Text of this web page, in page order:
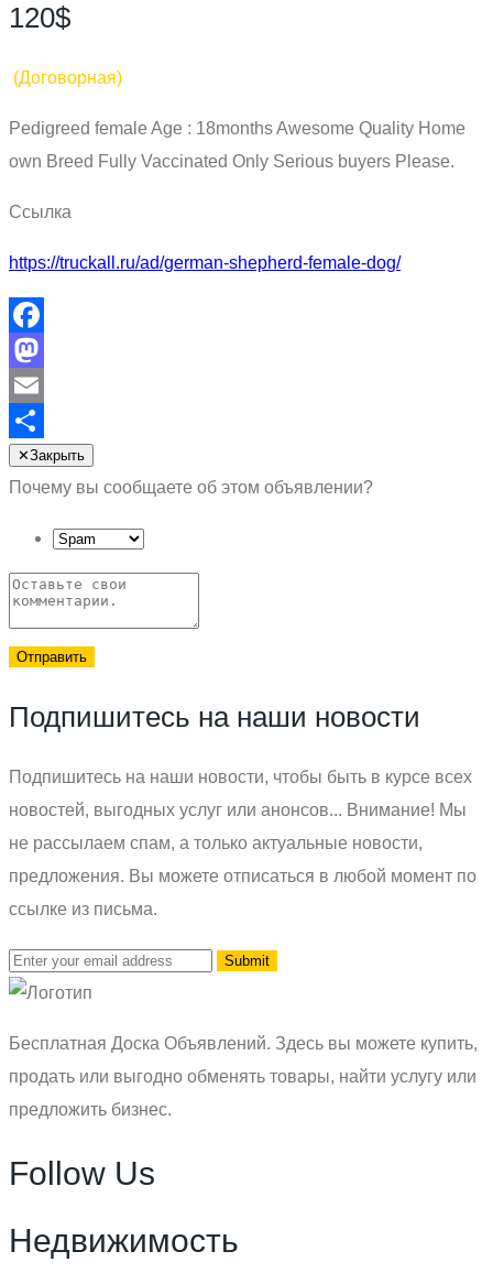
120$
(Договорная)
Pedigreed female Age : 18months Awesome Quality Home
own Breed Fully Vaccinated Only Serious buyers Please.
Ссылка
https://truckall.ru/ad/german-shepherd-female-dog/
Facebook
Mastodon
Email
Отправить
✕Закрыть
Почему вы сообщаете об этом объявлении?
Отправить
Подпишитесь на наши новости
Подпишитесь на наши новости, чтобы быть в курсе всех
новостей, выгодных услуг или анонсов... Внимание! Мы
не рассылаем спам, а только актуальные новости,
предложения. Вы можете отписаться в любой момент по
ссылке из письма.
Бесплатная Доска Объявлений. Здесь вы можете купить,
продать или выгодно обменять товары, найти услугу или
предложить бизнес.
Follow Us
Недвижимость